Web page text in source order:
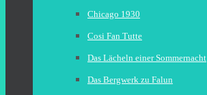
Chicago 1930
Cosi Fan Tutte
Das Lächeln einer Sommernacht
Das Bergwerk zu Falun